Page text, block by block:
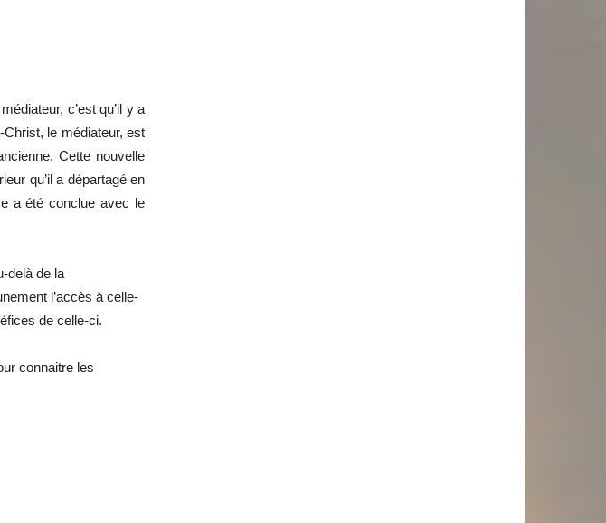
c’est qu’il y a
le médiateur, est
Cette nouvelle
qu’il a départagé en
a été conclue avec le
delà de la
l’accès à celle-
de celle-ci.
connaitre les